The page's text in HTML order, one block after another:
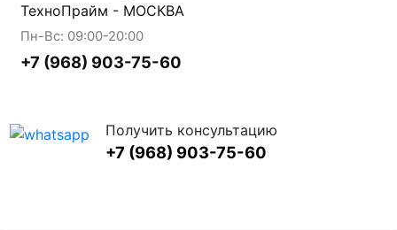
ТехноПрайм - МОСКВА
Пн-Вс: 09:00-20:00
+7 (968) 903-75-60
Получить консультацию
+7 (968) 903-75-60